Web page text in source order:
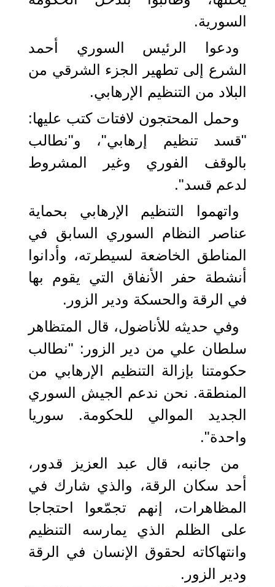
السورية.
ودعوا الرئيس السوري أحمد
الشرع إلى تطهير الجزء الشرقي من
البلاد من التنظيم الإرهابي.
وحمل المحتجون لافتات كتب عليها:
"قسد تنظيم إرهابي"، و"نطالب
بالوقف الفوري وغير المشروط
لدعم قسد".
واتهموا التنظيم الإرهابي بحماية
عناصر النظام السوري السابق في
المناطق الخاضعة لسيطرته، وأدانوا
أنشطة حفر الأنفاق التي يقوم بها
في الرقة والحسكة ودير الزور.
وفي حديثه للأناضول، قال المتظاهر
سلطان علي من دير الزور: "نطالب
حكومتنا بإزالة التنظيم الإرهابي من
المنطقة. نحن ندعم الجيش السوري
الجديد الموالي للحكومة. سوريا
واحدة".
من جانبه، قال عبد العزيز قدور،
أحد سكان الرقة، والذي شارك في
المظاهرات، إنهم تجمّعوا احتجاجا
على الظلم الذي يمارسه التنظيم
وانتهاكاته لحقوق الإنسان في الرقة
ودير الزور.